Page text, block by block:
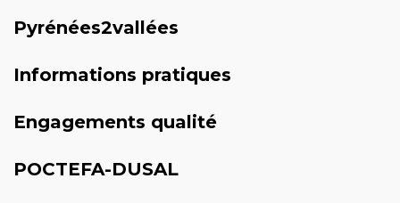
Pyrénées2vallées
Informations pratiques
Engagements qualité
POCTEFA-DUSAL